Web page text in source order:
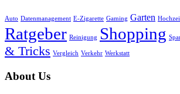
Auto Datenmanagement E-Zigarette Gaming Garten
Ratgeber Reinigung Shopping
& Tricks Vergleich Verkehr Werkstatt
About Us